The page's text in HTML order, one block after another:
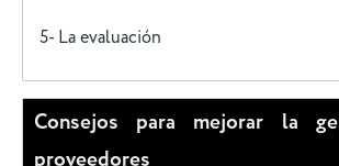
5- La evaluación
Consejos para mejorar la
proveedores